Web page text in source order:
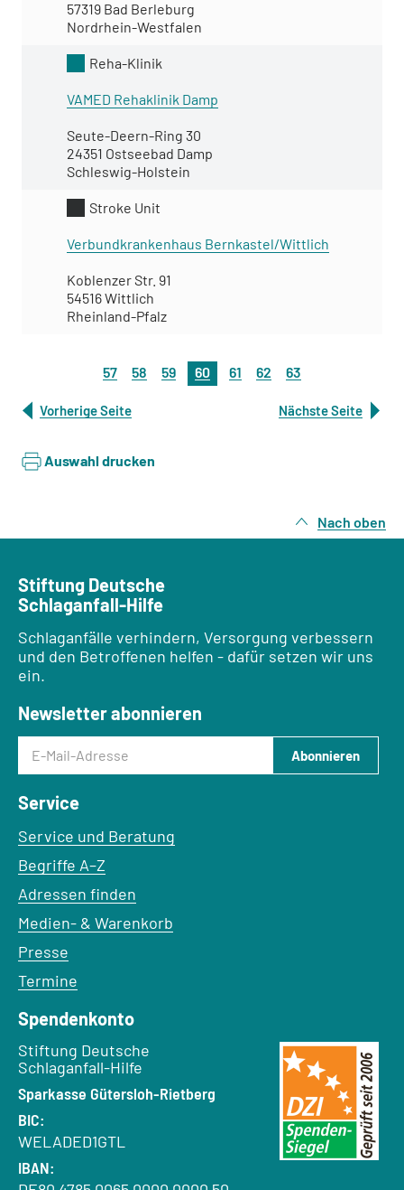
57319 Bad Berleburg
Nordrhein-Westfalen
Reha-Klinik
VAMED Rehaklinik Damp
Seute-Deern-Ring 30
24351 Ostseebad Damp
Schleswig-Holstein
Stroke Unit
Verbundkrankenhaus Bernkastel/Wittlich
Koblenzer Str. 91
54516 Wittlich
Rheinland-Pfalz
Vorherige Seite
57 58 59 60 61 62 63
Nächste Seite
Auswahl drucken
Nach oben
Stiftung Deutsche
Schlaganfall-Hilfe
Schlaganfälle verhindern, Versorgung verbessern
und den Betroffenen helfen - dafür setzen wir uns
ein.
Newsletter abonnieren
E-Mail-Adresse
Abonnieren
Service
Service und Beratung
Begriffe A–Z
Adressen finden
Medien- & Warenkorb
Presse
Termine
Spendenkonto
Empfänger:
Stiftung Deutsche
Schlaganfall-Hilfe
Bank:
Sparkasse Gütersloh-Rietberg
BIC:
WELADED1GTL
IBAN: